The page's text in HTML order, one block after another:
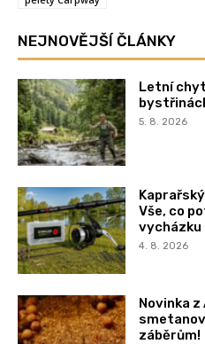
NEJNOVĚJŠÍ ČLÁNKY
Letní
5. 8. 2026
Vše, co
vycházku
4. 8. 2026
Novinka
záběrům!